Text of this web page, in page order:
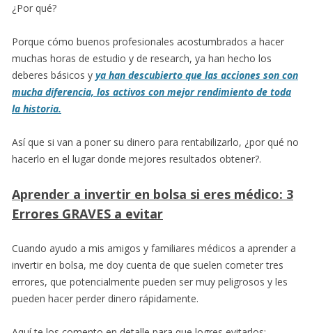
¿Por qué?
Porque cómo buenos profesionales acostumbrados a hacer
muchas horas de estudio y de research, ya han hecho los
deberes básicos y ya han descubierto que las acciones son con
mucha diferencia, los activos con mejor rendimiento de toda
la historia.
Así que si van a poner su dinero para rentabilizarlo, ¿por qué no
hacerlo en el lugar donde mejores resultados obtener?.
Aprender a invertir en bolsa si eres médico: 3
Errores GRAVES a evitar
Cuando ayudo a mis amigos y familiares médicos a aprender a
invertir en bolsa, me doy cuenta de que suelen cometer tres
errores, que potencialmente pueden ser muy peligrosos y les
pueden hacer perder dinero rápidamente.